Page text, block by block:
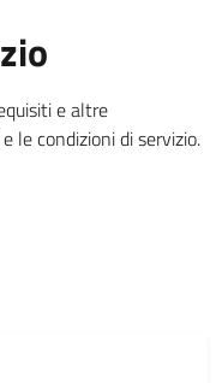
e altre
le condizioni di servizio.